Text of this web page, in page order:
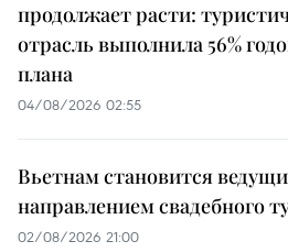
продолжает расти:
отрасль выполнила 56%
плана
04/08/2026 02:55
Вьетнам становится
направлением свадебного
02/08/2026 21:00